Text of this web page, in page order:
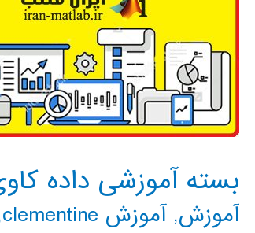
بسته آموزشی داده
آموزش,آموزش clementine